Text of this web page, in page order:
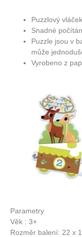
Puzzlový
Snadné
Puzzle jsou v
může
Vyrobeno z
Parametry
Věk : 3+
Rozměr balení: 22 x